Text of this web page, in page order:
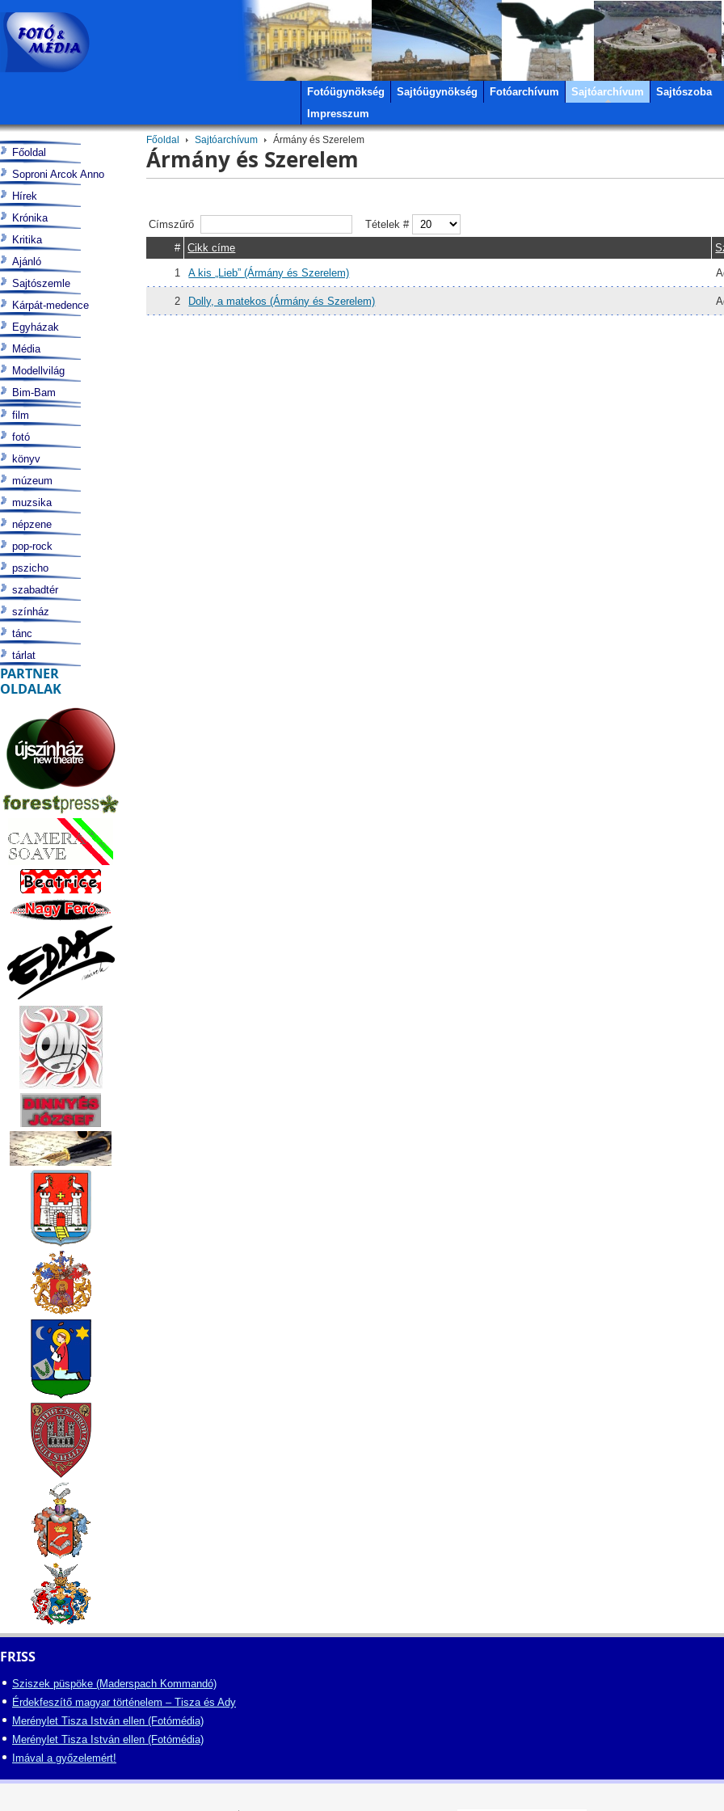
Fotóügynökség Sajtóügynökség Fotóarchívum Sajtóarchívum
Sajtószoba
Impresszum
Főoldal Sajtóarchívum Ármány és Szerelem
Ármány és Szerelem
Címszűrő
Tételek #
# Cikk címe
1 A kis „Lieb” (Ármány és Szerelem)
2 Dolly, a matekos (Ármány és Szerelem)
Főoldal
Soproni Arcok Anno
Hírek
Krónika
Kritika
Ajánló
Sajtószemle
Kárpát-medence
Egyházak
Média
Modellvilág
Bim-Bam
film
fotó
könyv
múzeum
muzsika
népzene
pop-rock
pszicho
szabadtér
színház
tánc
tárlat
PARTNER
OLDALAK
FRISS
Sziszek püspöke (Maderspach Kommandó)
Érdekfeszítő magyar történelem – Tisza és Ady
Merénylet Tisza István ellen (Fotómédia)
Merénylet Tisza István ellen (Fotómédia)
Imával a győzelemért!